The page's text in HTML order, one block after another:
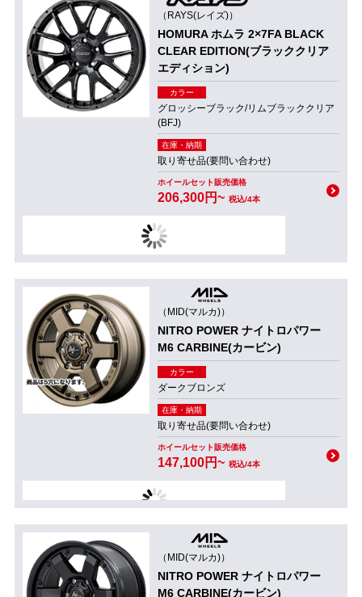
（RAYS(レイズ)）
HOMURA ホムラ 2×7FA BLACK
CLEAR EDITION(ブラッククリア
エディション)
カラー
グロッシーブラック/リムブラッククリア
(BFJ)
在庫・納期
取り寄せ品(要問い合わせ)
ホイールセット販売価格
206,300円~ 税込/4本
（MID(マルカ)）
NITRO POWER ナイトロパワー
M6 CARBINE(カービン)
カラー
ダークブロンズ
在庫・納期
取り寄せ品(要問い合わせ)
ホイールセット販売価格
147,100円~ 税込/4本
（MID(マルカ)）
NITRO POWER ナイトロパワー
M6 CARBINE(カービン)